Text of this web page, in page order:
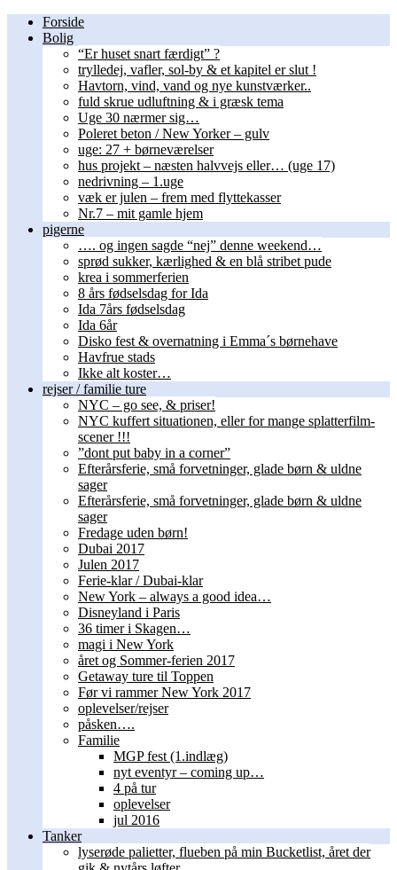
Forside
Bolig
“Er huset snart færdigt” ?
trylledej, vafler, sol-by & et kapitel er slut !
Havtorn, vind, vand og nye kunstværker..
fuld skrue udluftning & i græsk tema
Uge 30 nærmer sig…
Poleret beton / New Yorker – gulv
uge: 27 + børneværelser
hus projekt – næsten halvvejs eller… (uge 17)
nedrivning – 1.uge
væk er julen – frem med flyttekasser
Nr.7 – mit gamle hjem
pigerne
…. og ingen sagde “nej” denne weekend…
sprød sukker, kærlighed & en blå stribet pude
krea i sommerferien
8 års fødselsdag for Ida
Ida 7års fødselsdag
Ida 6år
Disko fest & overnatning i Emma´s børnehave
Havfrue stads
Ikke alt koster…
rejser / familie ture
NYC – go see, & priser!
NYC kuffert situationen, eller for mange splatterfilm-
scener !!!
”dont put baby in a corner”
Efterårsferie, små forvetninger, glade børn & uldne
sager
Efterårsferie, små forvetninger, glade børn & uldne
sager
Fredage uden børn!
Dubai 2017
Julen 2017
Ferie-klar / Dubai-klar
New York – always a good idea…
Disneyland i Paris
36 timer i Skagen…
magi i New York
året og Sommer-ferien 2017
Getaway ture til Toppen
Før vi rammer New York 2017
oplevelser/rejser
påsken….
Familie
MGP fest (1.indlæg)
nyt eventyr – coming up…
4 på tur
oplevelser
jul 2016
Tanker
lyserøde palietter, flueben på min Bucketlist, året der